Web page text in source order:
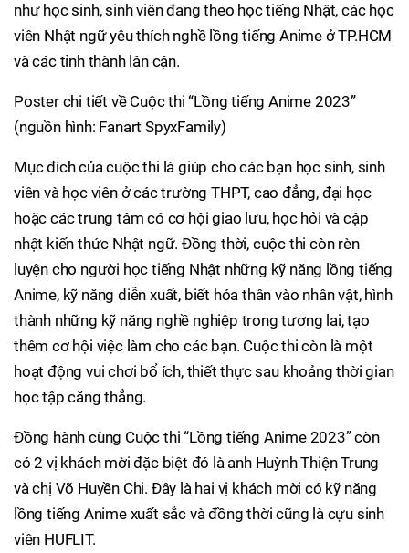
như học sinh, sinh viên đang theo học tiếng Nhật, các học
viên Nhật ngữ yêu thích nghề lồng tiếng Anime ở TP.HCM
và các tỉnh thành lân cận.
Poster chi tiết về Cuộc thi “Lồng tiếng Anime 2023”
(nguồn hình: Fanart SpyxFamily)
Mục đích của cuộc thi là giúp cho các bạn học sinh, sinh
viên và học viên ở các trường THPT, cao đẳng, đại học
hoặc các trung tâm có cơ hội giao lưu, học hỏi và cập
nhật kiến thức Nhật ngữ. Đồng thời, cuộc thi còn rèn
luyện cho người học tiếng Nhật những kỹ năng lồng tiếng
Anime, kỹ năng diễn xuất, biết hóa thân vào nhân vật, hình
thành những kỹ năng nghề nghiệp trong tương lai, tạo
thêm cơ hội việc làm cho các bạn. Cuộc thi còn là một
hoạt động vui chơi bổ ích, thiết thực sau khoảng thời gian
học tập căng thẳng.
Đồng hành cùng Cuộc thi “Lồng tiếng Anime 2023” còn
có 2 vị khách mời đặc biệt đó là anh Huỳnh Thiện Trung
và chị Võ Huyền Chi. Đây là hai vị khách mời có kỹ năng
lồng tiếng Anime xuất sắc và đồng thời cũng là cựu sinh
viên HUFLIT.